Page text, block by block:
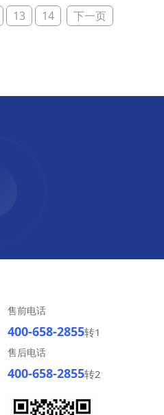
13 14 下一页
售前电话
400-658-2855转1
售后电话
400-658-2855转2